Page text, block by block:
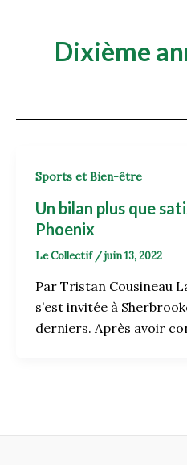
Dixième
Sports et Bien-être
Un bilan plus que
Phoenix
Le Collectif /juin 13, 2022
Par Tristan Cousineau
s’est invitée à
derniers. Après avoir